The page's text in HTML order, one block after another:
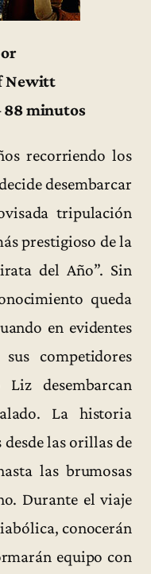
Newitt
88 minutos
recorriendo los
desembarcar
tripulación
prestigioso de la
del Año”. Sin
queda
en evidentes
competidores
desembarcan
La historia
las orillas de
las brumosas
Durante el viaje
conocerán
equipo con